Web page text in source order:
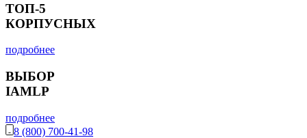
ТОП-5
КОРПУСНЫХ
подробнее
ВЫБОР
IAMLP
подробнее
8 (800) 700-41-98